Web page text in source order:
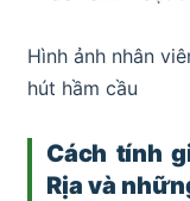
Hình ảnh nhân
hút hầm cầu
Cách tính
Rịa và